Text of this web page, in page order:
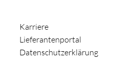
Karriere
Lieferantenportal
Datenschutzerklärung